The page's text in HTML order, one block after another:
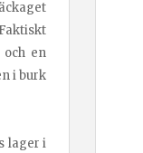
en
i burk
lager i